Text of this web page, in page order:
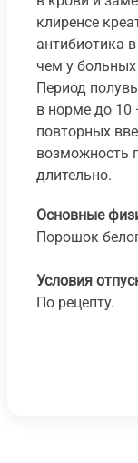
клиренсе
антибиотика
чем у
Период
в норме до 10
повторных
возможность
длительно.
Основные
Порошок
Условия
По рецепту.